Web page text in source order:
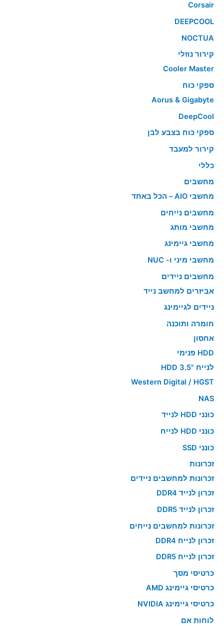
Corsair
DEEPCOOL
NOCTUA
קירור נוזלי
Cooler Master
ספקי כוח
Aorus & Gigabyte
DeepCool
ספקי כוח בצבע לבן
קירור למעבד
כללי
מחשבים
מחשבי AIO – הכל באחד
מחשבים נייחים
מחשבי מותג
מחשבי גיימינג
מחשבי מיני ו- NUC
מחשבים ניידים
אביזרים למחשב נייד
ניידים לגיימינג
חומרה ותוכנה
אחסון
HDD פנימי
לנייח "HDD 3.5
Western Digital / HGST
NAS
כונני HDD לנייד
כונני HDD לנייח
כונני SSD
זכרונות
זכרונות למחשבים ניידים
זכרון לנייד DDR4
זכרון לנייד DDR5
זכרונות למחשבים נייחים
זכרון לנייח DDR4
זכרון לנייח DDR5
כרטיסי מסך
כרטיסי גיימינג AMD
כרטיסי גיימינג NVIDIA
לוחות אם